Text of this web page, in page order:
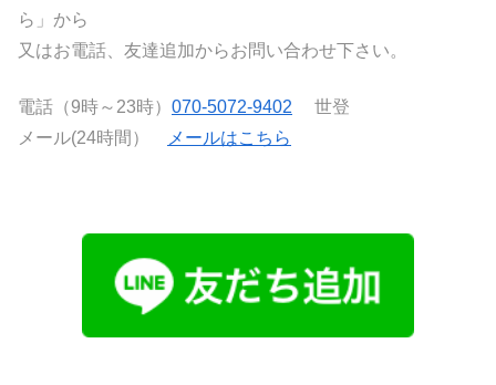
ら」から
又はお電話、友達追加からお問い合わせ下さい。
電話（9時～23時） 070-5072-9402 世登
メール(24時間）
メールはこちら